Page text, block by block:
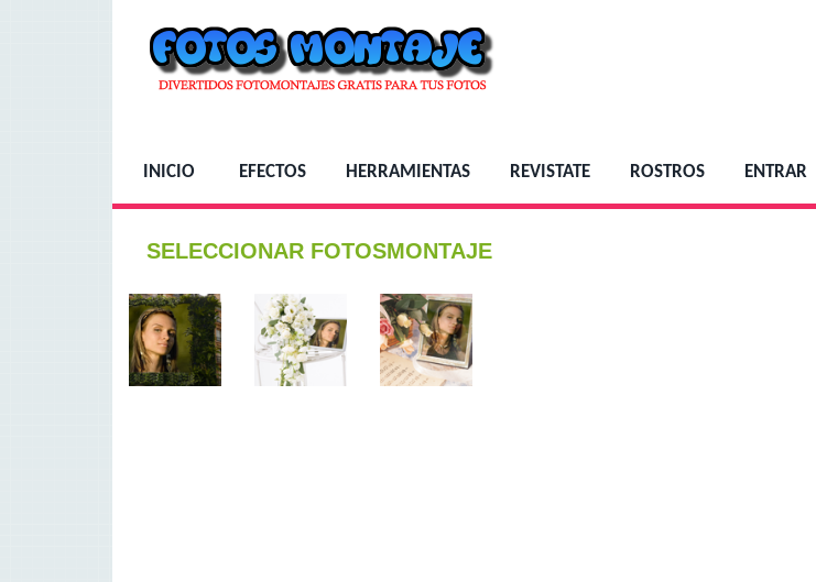
INICIO EFECTOS HERRAMIENTAS REVISTATE ROSTROS ENTRAR
SELECCIONAR FOTOSMONTAJE